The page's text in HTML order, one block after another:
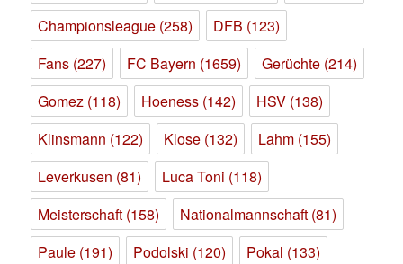
Championsleague (258) DFB (123)
Fans (227) FC Bayern (1659) Gerüchte (214)
Gomez (118) Hoeness (142) HSV (138)
Klinsmann (122) Klose (132) Lahm (155)
Leverkusen (81) Luca Toni (118)
Meisterschaft (158) Nationalmannschaft (81)
Paule (191) Podolski (120) Pokal (133)